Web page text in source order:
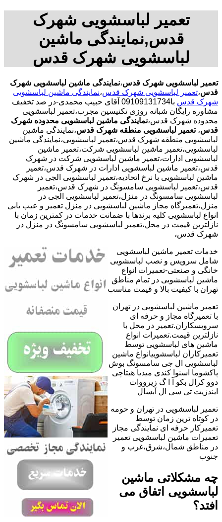
تعمیر لباسشویی شهرک
قدس,نمایندگی ماشین
لباسشویی شهرک قدس
تعمیر لباسشویی شهرک قدس،نمایندگی ماشین لباسشویی شهرک
قدس،تعمیر لباسشویی شهرک قدس،نمایندگی ماشین لباسشویی
شهرک قدس
با09109131734 آقای حبیب محمدی-در صد تخفیف
مشاوره رایگان شبانه روزی تکنیسین مجرب،تعمیر لباسشویی
محدوده شهرک قدس،نمایندگی ماشین لباسشویی محدوده شهرک
قدس، تعمیر لباسشویی منطقه شهرک قدس،نمایندگی ماشین
لباسشویی منطقه شهرک قدس،تعمیر لباسشویی،نمایندگی ماشین
لباسشویی،تعمیر ماشین لباسشویی شرکت،تعمیر ماشین
لباسشویی ادارات،تعمیر ماشین لباسشویی شرکت در شهرک
قدس،تعمیر ماشین لباسشویی ادارات در شهرک قدس،تعمیر
ماشین لباسشویی با نرخ اتحادیه،تعمیر لباسشویی الجی در شهرک
قدس،تعمیر لباسشویی سامسونگ در شهرک قدس،تعمیر
لباسشویی سامسونگ در منزل،تعمیر لباسشویی الجی در
منزل،تعمیرگاه مجاز ماشین لباسشویی در منزل تعمیر و عیب یابی
انواع لباسشویی کلیه برندها با ضمانت خدمات در کمترین زمان با
نازلترین قیمت در محل،تعمیر لباسشویی سامسونگ در منزل در
شهرک قدس،
خدمات تعمیر ماشین لباسشویی
شامل سرویس و نصب لباسشویی
خانگی و صنعتی-تعمیرات انواع
ماشین لباسشویی در تمام مناطق
تهران با کیفیت بالا و قیمت مناسب
تعمیر ماشین لباسشویی در تهران
با تعمیرگاه مجاز و حرفه ای
سرویسکاران.تعمیر در محل با
نازلترین قیمت.تعمیرات انواع
ماشین های لباسشویی توسط
تعمیرکاران لباسشوییانواع ماشین
لباسشویی ال جی سامسونگ بوش
پاکشوما اسنوا کندی میدیا هیتاچی
دوو کرال بکو آ ا گ زیرووات
ایندزیت تی سی ال آبسال
تعمیر لباسشویی در تهران و حومه
در کوتاه ترین زمان توسط
تعمیرکار حرفه ای نمایندگی مجاز
تعمیرات ماشین لباسشویی تعمیر
در مناطق شمال،شرق،غرب و
جنوب
چه مشکلاتی ماشین
لباسشویی اتفاق می
افتد؟